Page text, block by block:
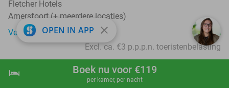
shopping_cart Boek nu
hotel Boek nu voor €119
per kamer, per nacht
Fletcher Hotels
Amersfoort (+ meerdere locaties)
Verkocht: 18.102
€45
Excl. ca. €3 p.p.p.n. toeristenbelasting
favorite_border
OPEN IN APP close